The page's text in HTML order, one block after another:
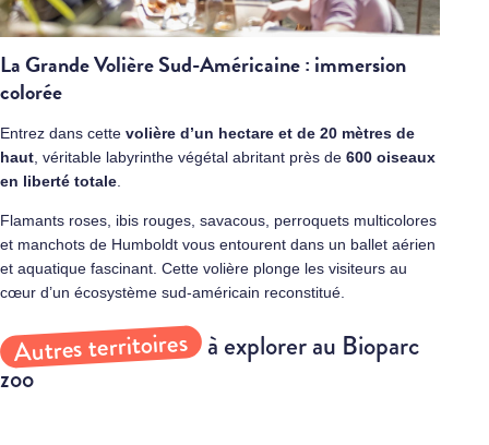
La Grande Volière Sud-Américaine : immersion
colorée
Entrez dans cette volière d’un hectare et de 20 mètres de
haut , véritable labyrinthe végétal abritant près de 600 oiseaux
en liberté totale
Flamants roses, ibis rouges, savacous, perroquets multicolores
et manchots de Humboldt vous entourent dans un ballet aérien
et aquatique fascinant. Cette volière plonge les visiteurs au
cœur d’un écosystème sud-américain reconstitué.
Autres territoires à explorer au Bioparc
zoo